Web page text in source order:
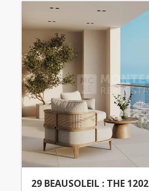
29 BEAUSOLEIL : THE 1202